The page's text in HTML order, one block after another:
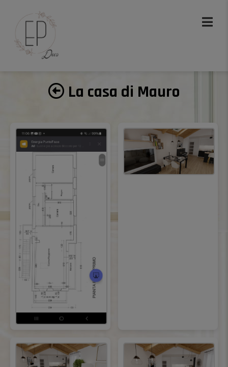
La casa di Mauro